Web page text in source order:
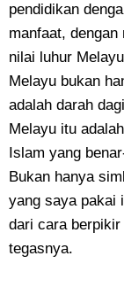
pendidikan
manfaat,
nilai luhur
Melayu bukan
adalah darah
Melayu itu
Islam yang
Bukan hanya
yang saya pakai
dari cara
tegasnya.